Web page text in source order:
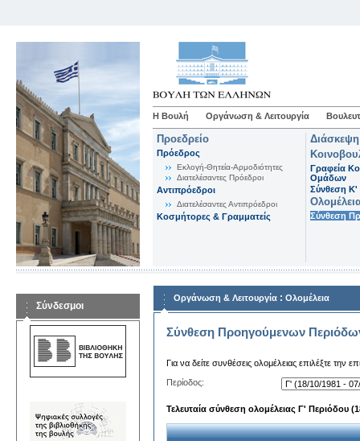
Η Βουλή Οργάνωση & Λειτουργία
Προεδρείο
Πρόεδρος
Εκλογή-Θητεία-Αρμοδιότητες
Διατελέσαντες Πρόεδροι
Αντιπρόεδροι
Διατελέσαντες Αντιπρόεδροι
Κοσμήτορες & Γραμματείς
Γραφεία
Ομάδων
Σύνθεση K'
Σύνθεση
Σύνδεσμοι
Οργάνωση & Λειτουργία : Ολομέλεια
Σύνθεση Προηγούμενων
Για να δείτε συνθέσεις ολομέλειας επιλέξτε την
Περίοδος:
Τελευταία σύνθεση ολομέλειας Γ' Περιόδου